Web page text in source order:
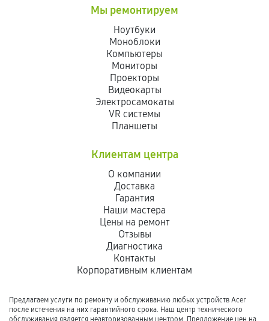
Мы ремонтируем
Ноутбуки
Моноблоки
Компьютеры
Мониторы
Проекторы
Видеокарты
Электросамокаты
VR системы
Планшеты
Клиентам центра
О компании
Доставка
Гарантия
Наши мастера
Цены на ремонт
Отзывы
Диагностика
Контакты
Корпоративным клиентам
Предлагаем услуги по ремонту и обслуживанию любых устройств Acer
после истечения на них гарантийного срока. Наш центр технического
обслуживания является неавторизованным центром. Предложение цен на